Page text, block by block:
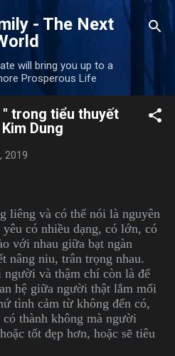
content
- The Next
will bring you up to a
Prosperous Life
" trong tiểu thuyết
Dung
2019
liêng và có thể nói là nguyên
có nhiều dạng, có lớn, có
với nhau giữa bạt ngàn
nâng niu, trân trọng nhau.
và thậm chí còn là để
hệ giữa người thật lắm mối
tình cảm từ không đến có,
thành không mà người
tốt đẹp hơn, hoặc sẽ tiêu